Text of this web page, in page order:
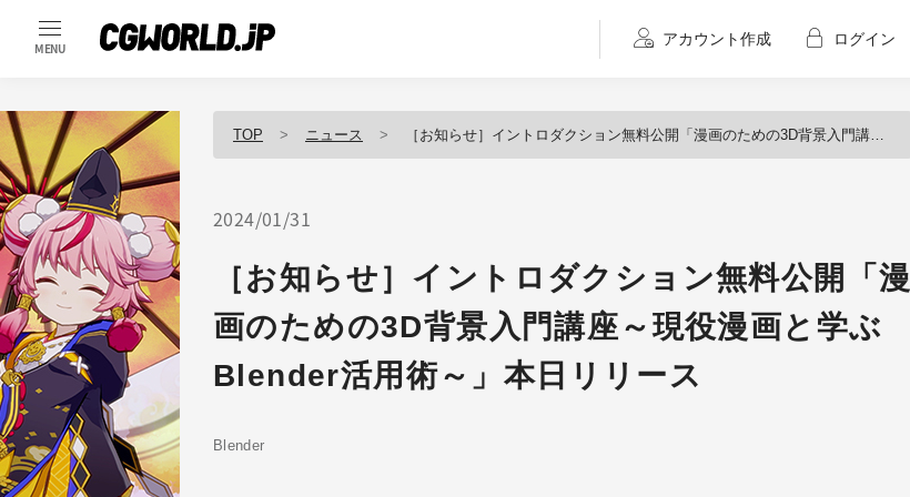
MENU
アカウント作成 ログイン
TOP ニュース ［お知らせ］イントロダクション無料公開「漫画のための3D背景入門講座～現役漫画と学ぶBlender活用術～」本日リリース
2024/01/31
［お知らせ］イントロダクション無料公開「漫
画のための3D背景入門講座～現役漫画と学ぶ
Blender活用術～」本日リリース
Blender